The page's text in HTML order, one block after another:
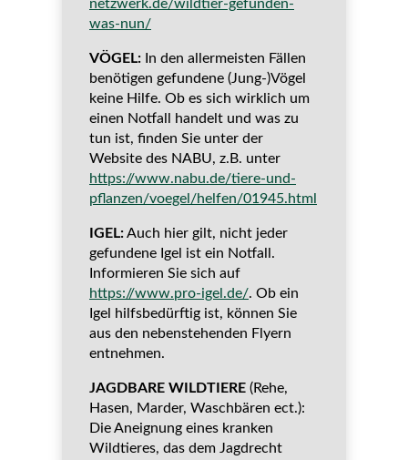
netzwerk.de/wildtier-gefunden-
was-nun/
VÖGEL: In den allermeisten Fällen
benötigen gefundene (Jung-)Vögel
keine Hilfe. Ob es sich wirklich um
einen Notfall handelt und was zu
tun ist, finden Sie unter der
Website des NABU, z.B. unter
https://www.nabu.de/tiere-und-
pflanzen/voegel/helfen/01945.html
IGEL:Auch hier gilt, nicht jeder
gefundene Igel ist ein Notfall.
Informieren Sie sich auf
https://www.pro-igel.de/. Ob ein
Igel hilfsbedürftig ist, können Sie
aus den nebenstehenden Flyern
entnehmen.
JAGDBARE WILDTIERE (Rehe,
Hasen, Marder, Waschbären ect.):
Die Aneignung eines kranken
Wildtieres, das dem Jagdrecht